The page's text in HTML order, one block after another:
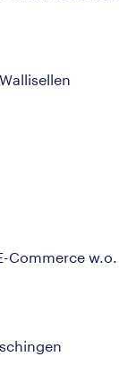
Commerce w.o.